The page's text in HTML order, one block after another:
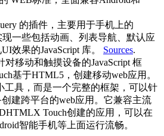
的插件，主要用于手机上的
现一些包括动画、列表导航、默认应
效果的JavaScript 库。 Sources.
对移动和触摸设备的JavaScript 框
基于HTML5，创建移动web应用。
工具，而是一个完整的框架，可以针
建跨平台的web应用。它兼容主流
Touch创建的应用，可以在
智能手机等上面运行流畅。